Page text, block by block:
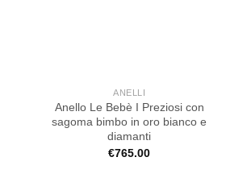
ANELLI
Anello Le Bebè I Preziosi con
sagoma bimbo in oro bianco e
diamanti
€765.00